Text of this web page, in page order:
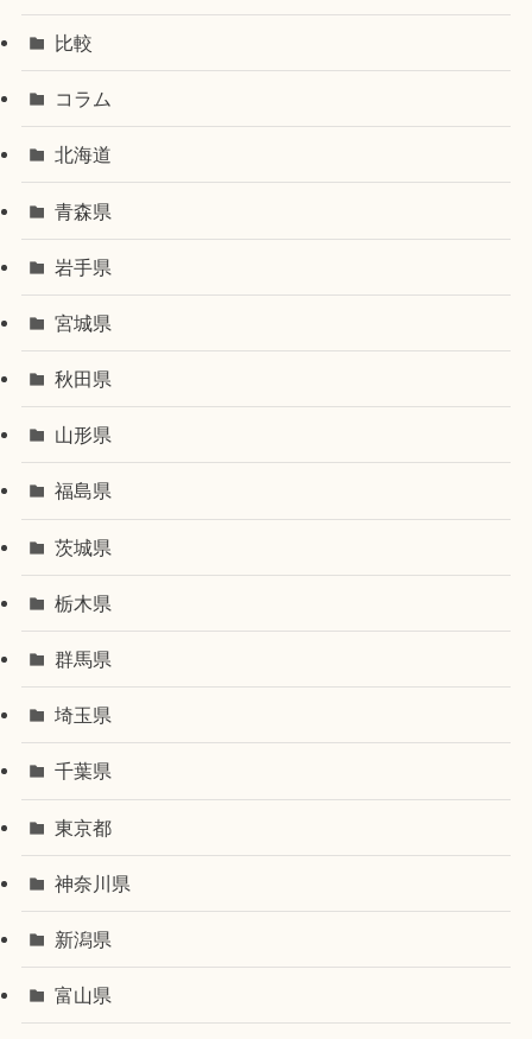
比較
コラム
北海道
青森県
岩手県
宮城県
秋田県
山形県
福島県
茨城県
栃木県
群馬県
埼玉県
千葉県
東京都
神奈川県
新潟県
富山県